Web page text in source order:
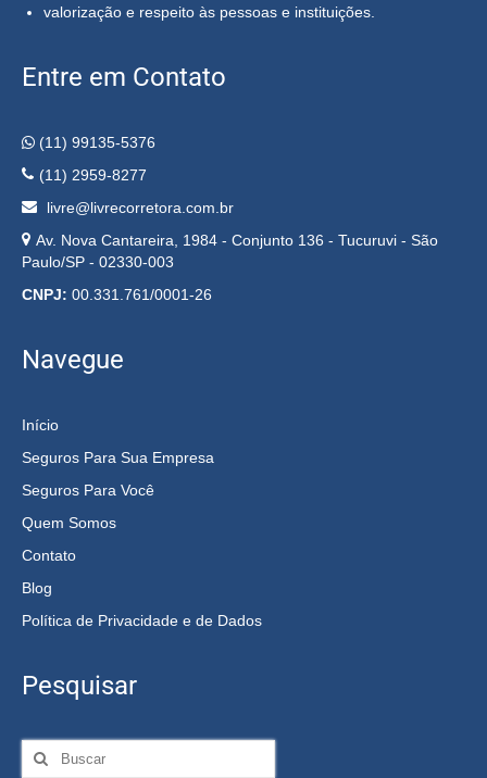
valorização e respeito às pessoas e instituições.
Entre em Contato
(11) 99135-5376
(11) 2959-8277
livre@livrecorretora.com.br
Av. Nova Cantareira, 1984 - Conjunto 136 - Tucuruvi - São
Paulo/SP - 02330-003
CNPJ: 00.331.761/0001-26
Navegue
Início
Seguros Para Sua Empresa
Seguros Para Você
Quem Somos
Contato
Blog
Política de Privacidade e de Dados
Pesquisar